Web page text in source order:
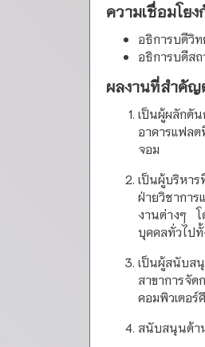
ความเชื่อมโย
อธิการบดีวิ
อธิการบดีส
ผลงานที่สำคั
เป็นผู้ผลักดั
อาคารแฟล
จอม
เป็นผู้บริหา
ฝ่ายวิชาการ
งานต่างๆ โ
บุคคลทั่วไป
เป็นผู้สนับส
สาขาการจั
คอมพิวเตอร์
สนับสนุนด้า